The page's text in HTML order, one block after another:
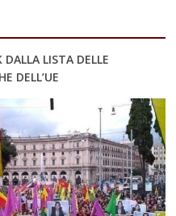
DALLA LISTA DELLE
DELL’UE